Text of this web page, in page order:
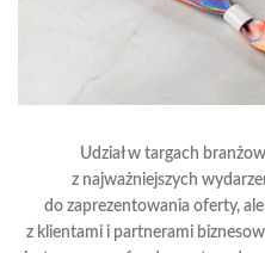
Udział w targach
z najważniejszych
do zaprezentowania oferty,
z klientami i partnerami